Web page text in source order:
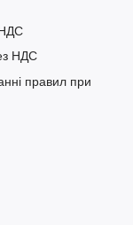
НДС
НДС
правил при